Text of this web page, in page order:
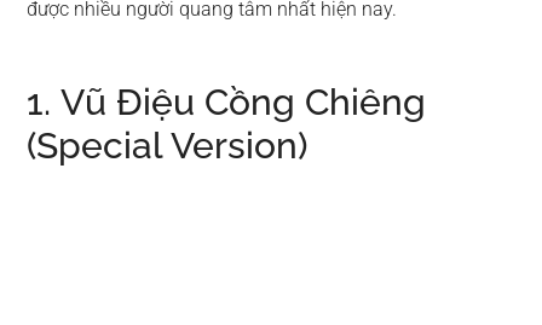
được nhiều người quang tâm nhất hiện nay.
1. Vũ Điệu Cồng Chiêng
(Special Version)